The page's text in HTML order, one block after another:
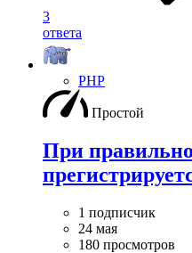
3
ответа
PHP
Простой
При
1 подписчик
24 мая
180 просмотров